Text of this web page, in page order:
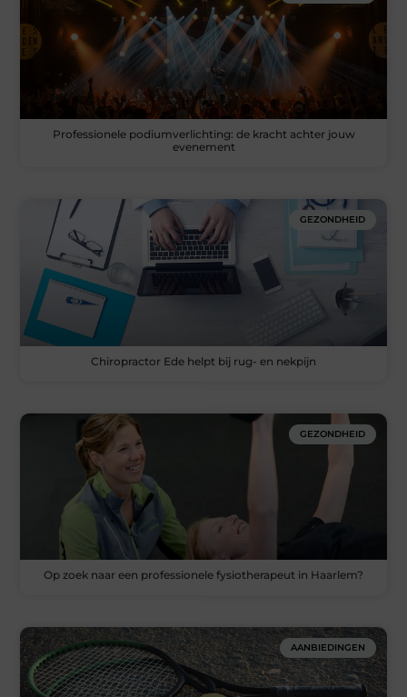
Professionele podiumverlichting: de kracht achter jouw
evenement
GEZONDHEID
Chiropractor Ede helpt bij rug- en nekpijn
GEZONDHEID
Op zoek naar een professionele fysiotherapeut in Haarlem?
AANBIEDINGEN